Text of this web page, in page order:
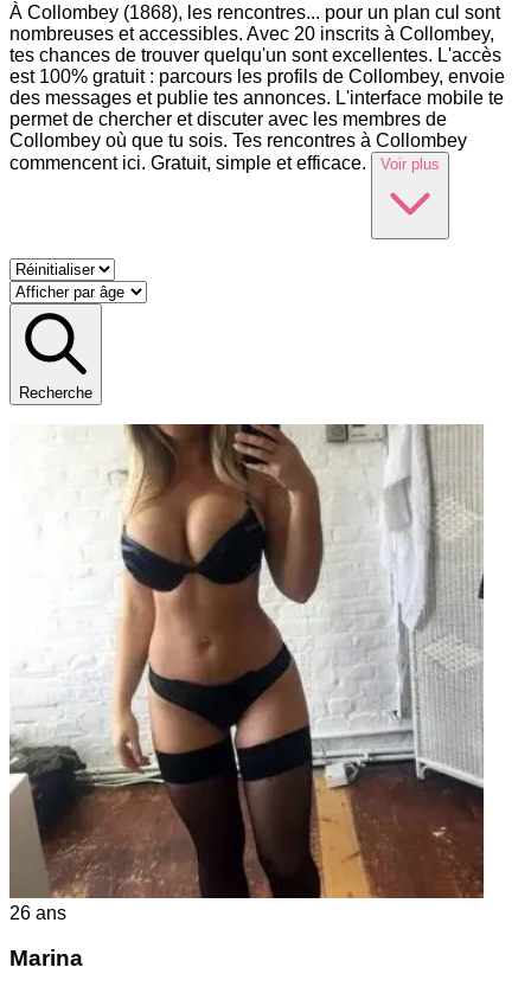
À Collombey (1868), les rencontres... pour un plan cul sont
nombreuses et accessibles. Avec 20 inscrits à Collombey,
tes chances de trouver quelqu'un sont excellentes. L'accès
est 100% gratuit : parcours les profils de Collombey, envoie
des messages et publie tes annonces. L'interface mobile te
permet de chercher et discuter avec les membres de
Collombey où que tu sois. Tes rencontres à Collombey
commencent ici. Gratuit, simple et efficace.
Voir plus
Recherche
26 ans
Marina